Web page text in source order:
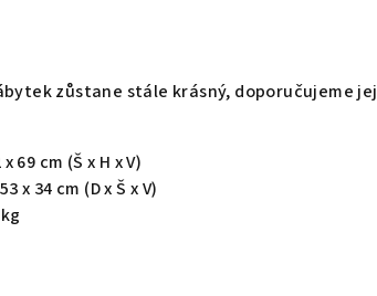
zůstane stále krásný, doporučujeme jej
69 cm (Š x H x V)
x 34 cm (D x Š x V)